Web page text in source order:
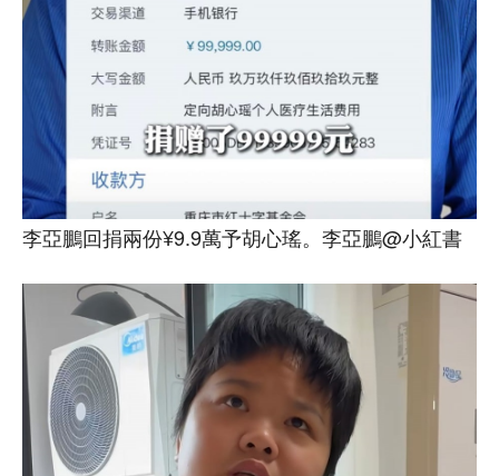
李亞鵬回捐兩份¥9.9萬予胡心瑤。李亞鵬@小紅書